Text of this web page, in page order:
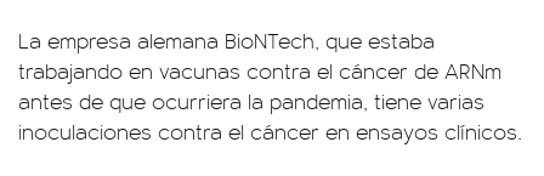
La empresa alemana BioNTech, que estaba
trabajando en vacunas contra el cáncer de ARNm
antes de que ocurriera la pandemia, tiene varias
inoculaciones contra el cáncer en ensayos clínicos.